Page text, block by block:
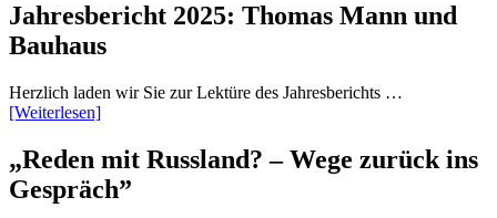
Jahresbericht 2025: Thomas Mann und
Bauhaus
Herzlich laden wir Sie zur Lektüre des Jahresberichts …
[Weiterlesen]
„Reden mit Russland? – Wege zurück ins
Gespräch”